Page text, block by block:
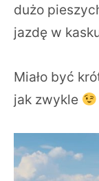
dużo
jazdę w
Miało być
jak zwykle